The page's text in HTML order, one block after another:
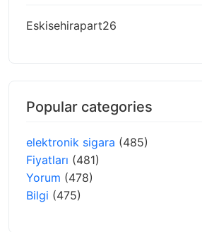
Eskisehirapart26
Popular categories
elektronik sigara (485)
Fiyatları (481)
Yorum (478)
Bilgi (475)